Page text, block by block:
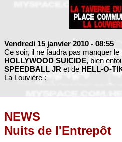
Vendredi 15 janvier 2010 - 08:55
Ce soir, il ne faudra pas manquer
HOLLYWOOD SUICIDE, bien
SPEEDBALL JR et de HELL-O-
La Louvière :
NEWS
Nuits de l'Entrepôt